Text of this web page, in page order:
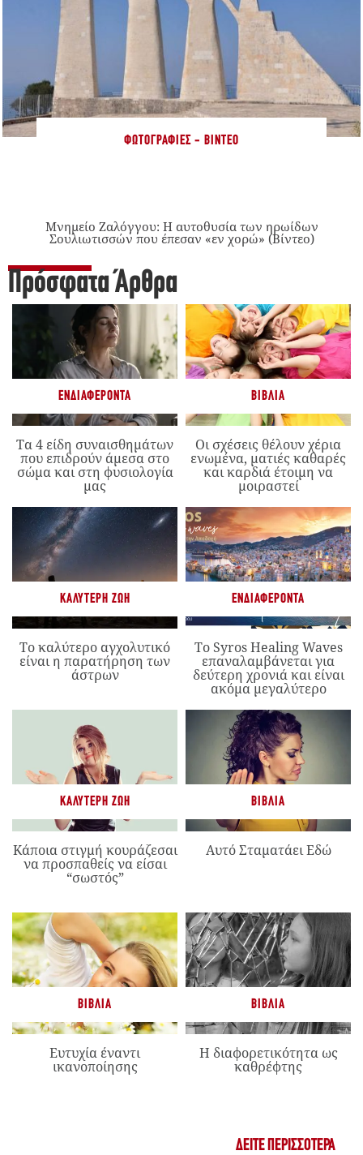
ΦΩΤΟΓΡΑΦΊΕΣ - ΒΊΝΤΕΟ
Μνημείο Ζαλόγγου: Η αυτοθυσία των ηρωίδων
Σουλιωτισσών που έπεσαν «εν χορώ» (Βίντεο)
Πρόσφατα Άρθρα
ΕΝΔΙΑΦΈΡΟΝΤΑ
Τα 4 είδη συναισθημάτων
που επιδρούν άμεσα στο
σώμα και στη φυσιολογία
μας
ΒΙΒΛΊΑ
Οι σχέσεις θέλουν χέρια
ενωμένα, ματιές καθαρές
και καρδιά έτοιμη να
μοιραστεί
ΚΑΛΎΤΕΡΗ ΖΩΉ
Το καλύτερο αγχολυτικό
είναι η παρατήρηση των
άστρων
ΕΝΔΙΑΦΈΡΟΝΤΑ
Το Syros Healing Waves
επαναλαμβάνεται για
δεύτερη χρονιά και είναι
ακόμα μεγαλύτερο
ΚΑΛΎΤΕΡΗ ΖΩΉ
Κάποια στιγμή κουράζεσαι
να προσπαθείς να είσαι
“σωστός”
ΒΙΒΛΊΑ
Αυτό Σταματάει Εδώ
ΒΙΒΛΊΑ
Ευτυχία έναντι
ικανοποίησης
ΒΙΒΛΊΑ
Η διαφορετικότητα ως
καθρέφτης
ΔΕΊΤΕ ΠΕΡΙΣΣΌΤΕΡΑ